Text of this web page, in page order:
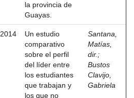
la provincia de
Guayas.
2014
Un estudio
comparativo
sobre el perfil
del líder entre
los estudiantes
que trabajan y
los que no
Santana,
Matías,
dir. ;
Bustos
Clavijo,
Gabriela